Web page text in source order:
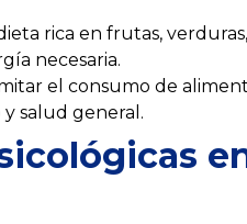
rica en frutas,
necesaria.
el consumo de
salud general.